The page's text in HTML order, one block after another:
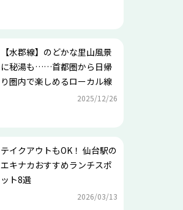
【水郡線】のどかな里山風景
に秘湯も……首都圏から日帰
り圏内で楽しめるローカル線
2025/12/26
テイクアウトもOK！ 仙台駅の
エキナカおすすめランチスポ
ット8選
2026/03/13